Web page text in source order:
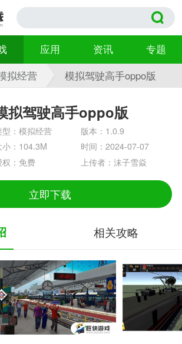
应用 资讯
专题
拟经营
模拟驾驶高手oppo版
拟驾驶高手oppo版
型：模拟经营
版本：1.0.9
小：104.3M
时间：2024-07-07
权：免费
上传者：沫子雪焱
立即下载
相关攻略